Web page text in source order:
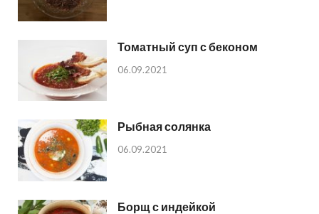
Томатный суп с беконом
06.09.2021
Рыбная солянка
06.09.2021
Борщ с индейкой